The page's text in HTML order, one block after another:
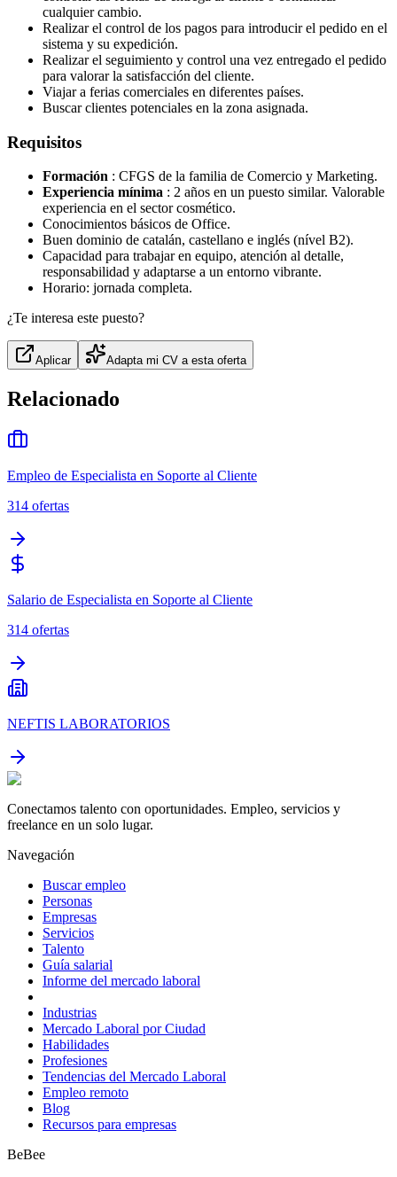
cualquier cambio.
Realizar el control de los pagos para introducir el pedido en el
sistema y su expedición.
Realizar el seguimiento y control una vez entregado el pedido
para valorar la satisfacción del cliente.
Viajar a ferias comerciales en diferentes países.
Buscar clientes potenciales en la zona asignada.
Requisitos
Formación : CFGS de la familia de Comercio y Marketing.
Experiencia mínima : 2 años en un puesto similar. Valorable
experiencia en el sector cosmético.
Conocimientos básicos de Office.
Buen dominio de catalán, castellano e inglés (nível B2).
Capacidad para trabajar en equipo, atención al detalle,
responsabilidad y adaptarse a un entorno vibrante.
Horario: jornada completa.
¿Te interesa este puesto?
Aplicar Adapta mi CV a esta oferta
Relacionado
Empleo de Especialista en Soporte al Cliente
314 ofertas
Salario de Especialista en Soporte al Cliente
314 ofertas
NEFTIS LABORATORIOS
Conectamos talento con oportunidades. Empleo, servicios y
freelance en un solo lugar.
Navegación
Buscar empleo
Personas
Empresas
Servicios
Talento
Guía salarial
Informe del mercado laboral
Industrias
Mercado Laboral por Ciudad
Habilidades
Profesiones
Tendencias del Mercado Laboral
Empleo remoto
Blog
Recursos para empresas
BeBee